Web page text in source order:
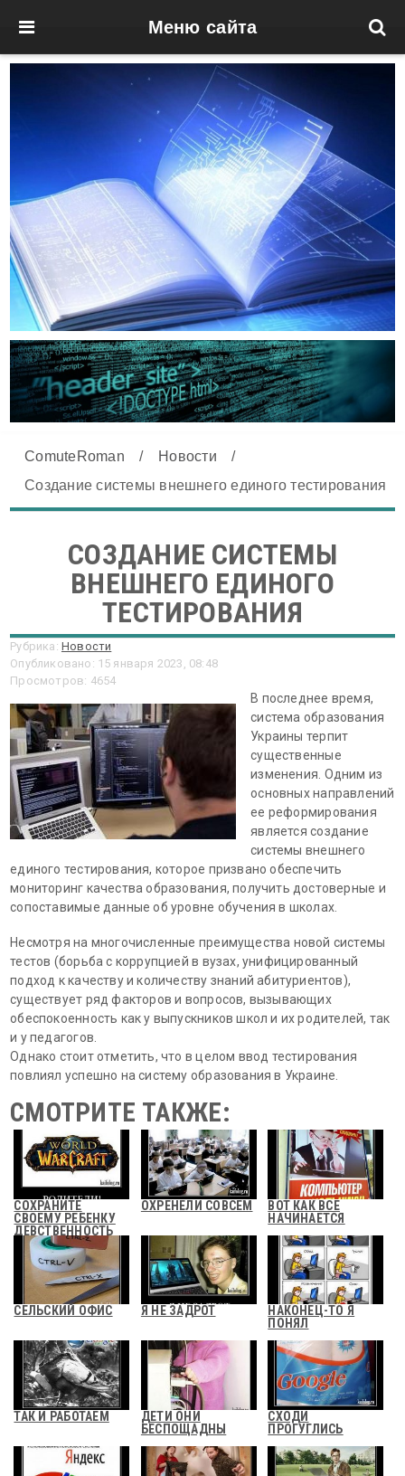
Меню сайта
ComuteRoman / Новости
/
Создание системы внешнего единого тестирования
СОЗДАНИЕ СИСТЕМЫ
ВНЕШНЕГО ЕДИНОГО
ТЕСТИРОВАНИЯ
Рубрика: Новости
Опубликовано: 15 января 2023, 08:48
Просмотров: 4654
В последнее время,
система образования
Украины терпит
существенные
изменения. Одним из
основных направлений
ее реформирования
является создание
системы внешнего
единого тестирования, которое призвано обеспечить
мониторинг качества образования, получить достоверные и
сопоставимые данные об уровне обучения в школах.
Несмотря на многочисленные преимущества новой системы
тестов (борьба с коррупцией в вузах, унифицированный
подход к качеству и количеству знаний абитуриентов),
существует ряд факторов и вопросов, вызывающих
обеспокоенность как у выпускников школ и их родителей, так
и у педагогов.
Однако стоит отметить, что в целом ввод тестирования
повлиял успешно на систему образования в Украине.
СМОТРИТЕ ТАКЖЕ:
СОХРАНИТЕ
СВОЕМУ РЕБЕНКУ
ДЕВСТВЕННОСТЬ
ОХРЕНЕЛИ СОВСЕМ
ВОТ КАК ВСЕ
НАЧИНАЕТСЯ
СЕЛЬСКИЙ ОФИС Я НЕ ЗАДРОТ
НАКОНЕЦ-ТО Я
ПОНЯЛ
ТАК И РАБОТАЕМ
ДЕТИ ОНИ
БЕСПОЩАДНЫ
СХОДИ
ПРОГУГЛИСЬ